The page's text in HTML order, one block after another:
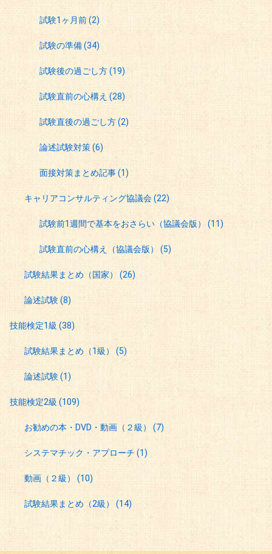
試験1ヶ月前(2)
試験の準備(34)
試験後の過ごし方(19)
試験直前の心構え (28)
試験直後の過ごし方(2)
論述試験対策(6)
面接対策まとめ記事(1)
キャリアコンサルティング協議会(22)
試験前1週間で基本をおさらい（協議会版） (11)
試験直前の心構え（協議会版） (5)
試験結果まとめ（国家）(26)
論述試験(8)
技能検定1級 (38)
試験結果まとめ（1級）(5)
論述試験(1)
技能検定2級 (109)
お勧めの本・DVD・動画（２級）(7)
システマチック・アプローチ(1)
動画（２級）(10)
試験結果まとめ（2級）(14)